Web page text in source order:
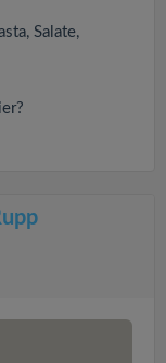
Salate,